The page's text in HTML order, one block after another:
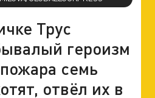
Трус
героизм
семь
отвёл их в